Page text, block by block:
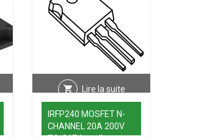
Lire la suite
IRFP240 MOSFET N-
CHANNEL 20A 200V